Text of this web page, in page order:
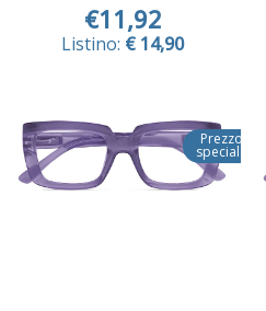
€11,92
Listino: € 14,90
Prezzo
speciale